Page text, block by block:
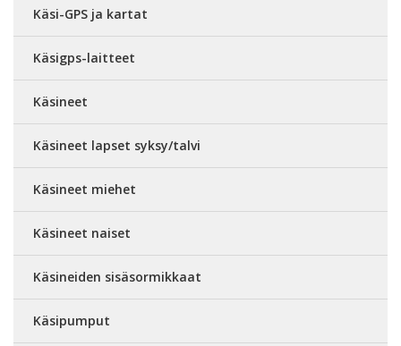
Käsi-GPS ja kartat
Käsigps-laitteet
Käsineet
Käsineet lapset syksy/talvi
Käsineet miehet
Käsineet naiset
Käsineiden sisäsormikkaat
Käsipumput